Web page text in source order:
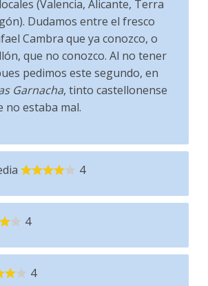
(Valencia, Alicante, Terra
Dudamos entre el fresco
Cambra que ya conozco, o
que no conozco. Al no tener
pedimos este segundo, en
Garnacha, tinto castellonense
no estaba mal.
4
4
4